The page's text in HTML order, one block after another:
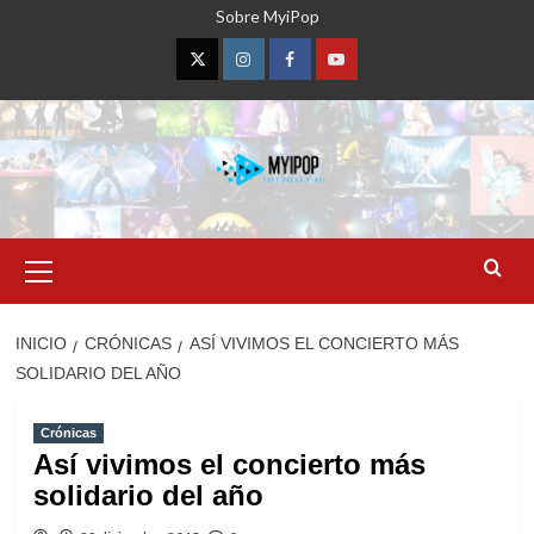
Sobre MyiPop
TwitterInstagramFacebookYouTube
primario
INICIO CRÓNICAS
ASÍ VIVIMOS EL CONCIERTO MÁS
SOLIDARIO DEL AÑO
Crónicas
Así vivimos el concierto más
solidario del año